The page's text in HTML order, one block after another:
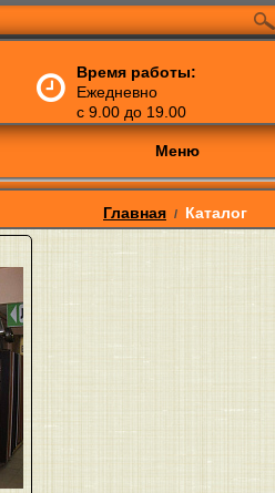
Время работы:
Ежедневно
с 9.00 до 19.00
Меню
Главная / Каталог